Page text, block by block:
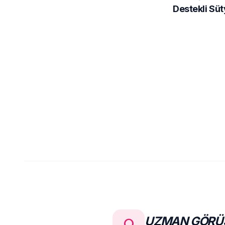
Destekli
UZMAN